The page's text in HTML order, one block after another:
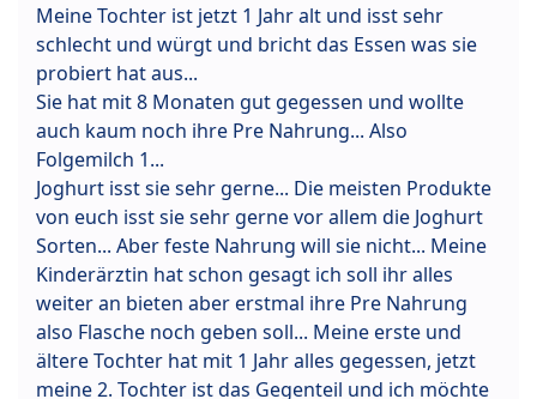
Meine Tochter ist jetzt 1 Jahr alt und isst sehr
schlecht und würgt und bricht das Essen was sie
probiert hat aus...
Sie hat mit 8 Monaten gut gegessen und wollte
auch kaum noch ihre Pre Nahrung... Also
Folgemilch 1...
Joghurt isst sie sehr gerne... Die meisten Produkte
von euch isst sie sehr gerne vor allem die Joghurt
Sorten... Aber feste Nahrung will sie nicht... Meine
Kinderärztin hat schon gesagt ich soll ihr alles
weiter an bieten aber erstmal ihre Pre Nahrung
also Flasche noch geben soll... Meine erste und
ältere Tochter hat mit 1 Jahr alles gegessen, jetzt
meine 2. Tochter ist das Gegenteil und ich möchte